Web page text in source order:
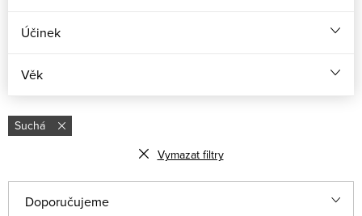
Účinek
Věk
Suchá
Vymazat filtry
Doporučujeme